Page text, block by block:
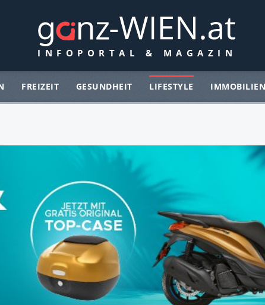
FREIZEIT GESUNDHEIT LIFESTYLE